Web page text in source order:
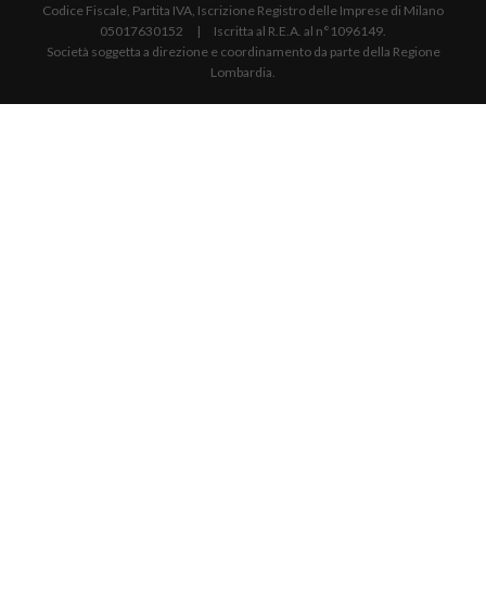
Codice Fiscale, Partita IVA, Iscrizione Registro delle Imprese di Milano
05017630152 | Iscritta al R.E.A. al n°1096149.
Società soggetta a direzione e coordinamento da parte della Regione
Lombardia.